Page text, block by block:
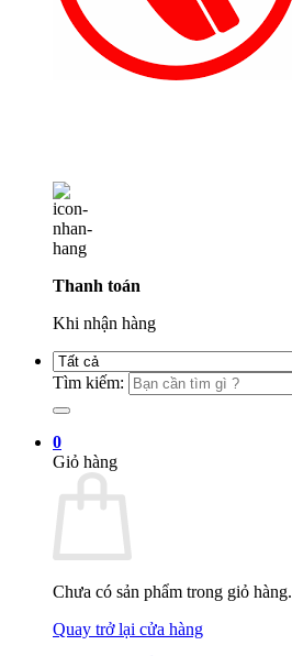
Thanh toán
Khi nhận hàng
Tìm kiếm:
0
Giỏ hàng
Chưa có sản phẩm trong giỏ hàng.
Quay trở lại cửa hàng